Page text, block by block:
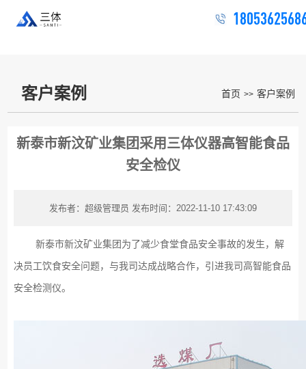
客户案例 首页 >> 客户案例
新泰市新汶矿业集团采用三体仪器高智能食品
安全检仪
发布者：超级管理员 发布时间：2022-11-10 17:43:09
新泰市新汶矿业集团为了减少食堂食品安全事故的发生，解
决员工饮食安全问题，与我司达成战略合作，引进我司高智能食品
安全检测仪。